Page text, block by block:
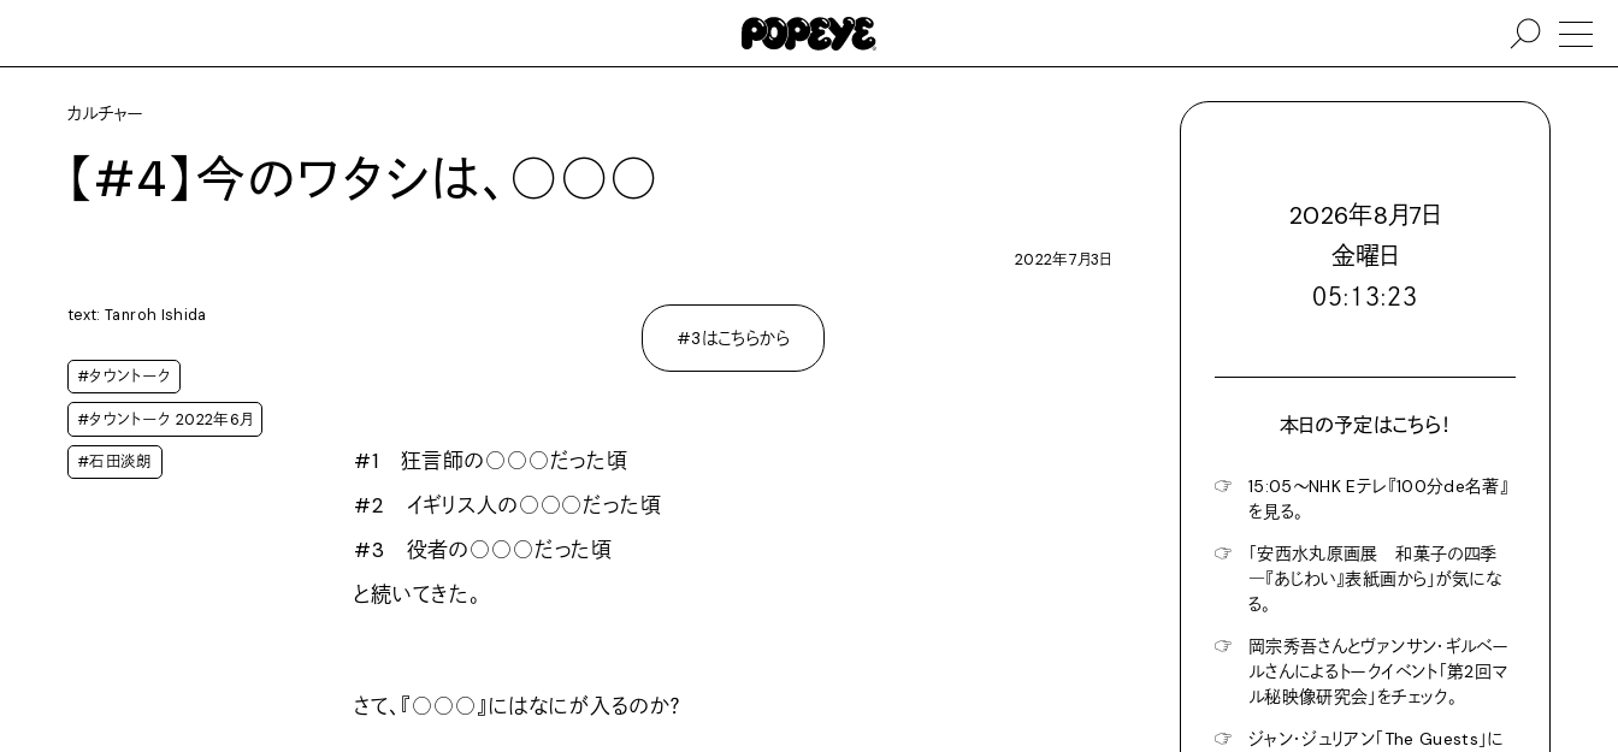
カルチャー
【#4】今のワタシは、○○○
2022年7月3日
text: Tanroh Ishida
#タウントーク
#タウントーク 2022年6月
#石田淡朗
#3はこちらから
#1 狂言師の○○○だった頃
#2 イギリス人の○○○だった頃
#3 役者の○○○だった頃
と続いてきた。
さて、『○○○』にはなにが入るのか？
2026年8月7日
金曜日
０５:１３:２４
本日の予定はこちら！
☞
15:05〜NHK Eテレ『100分de名著』
を見る。
☞
「安西水丸原画展 和菓子の四季
―『あじわい』表紙画から」が気にな
る。
☞
岡宗秀吾さんとヴァンサン・ギルベー
ルさんによるトークイベント「第2回マ
ル秘映像研究会」をチェック。
☞
ジャン・ジュリアン「The Guests」に